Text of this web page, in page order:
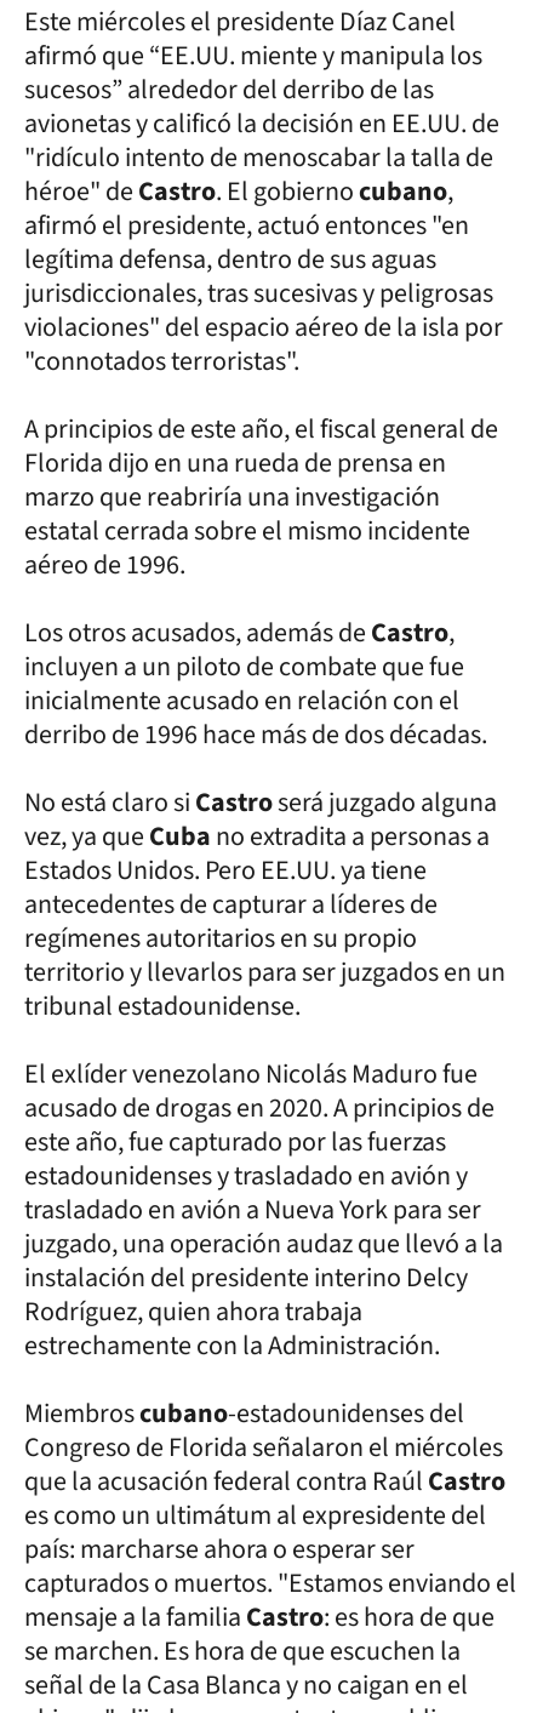
Este miércoles el presidente Díaz Canel
afirmó que “EE.UU. miente y manipula los
sucesos” alrededor del derribo de las
avionetas y calificó la decisión en EE.UU. de
"ridículo intento de menoscabar la talla de
héroe" deCastro. El gobiernocubano,
afirmó el presidente, actuó entonces "en
legítima defensa, dentro de sus aguas
jurisdiccionales, tras sucesivas y peligrosas
violaciones" del espacio aéreo de la isla por
"connotados terroristas".
A principios de este año, el fiscal general de
Florida dijo en una rueda de prensa en
marzo que reabriría una investigación
estatal cerrada sobre el mismo incidente
aéreo de 1996.
Los otros acusados, además deCastro,
incluyen a un piloto de combate que fue
inicialmente acusado en relación con el
derribo de 1996 hace más de dos décadas.
No está claro siCastroserá juzgado alguna
vez, ya queCubano extradita a personas a
Estados Unidos. Pero EE.UU. ya tiene
antecedentes de capturar a líderes de
regímenes autoritarios en su propio
territorio y llevarlos para ser juzgados en un
tribunal estadounidense.
El exlíder venezolano Nicolás Maduro fue
acusado de drogas en 2020. A principios de
este año, fue capturado por las fuerzas
estadounidenses y trasladado en avión y
trasladado en avión a Nueva York para ser
juzgado, una operación audaz que llevó a la
instalación del presidente interino Delcy
Rodríguez, quien ahora trabaja
estrechamente con la Administración.
Miembroscubano-estadounidenses del
Congreso de Florida señalaron el miércoles
que la acusación federal contra RaúlCastro
es como un ultimátum al expresidente del
país: marcharse ahora o esperar ser
capturados o muertos. "Estamos enviando el
mensaje a la familiaCastro: es hora de que
se marchen. Es hora de que escuchen la
señal de la Casa Blanca y no caigan en el